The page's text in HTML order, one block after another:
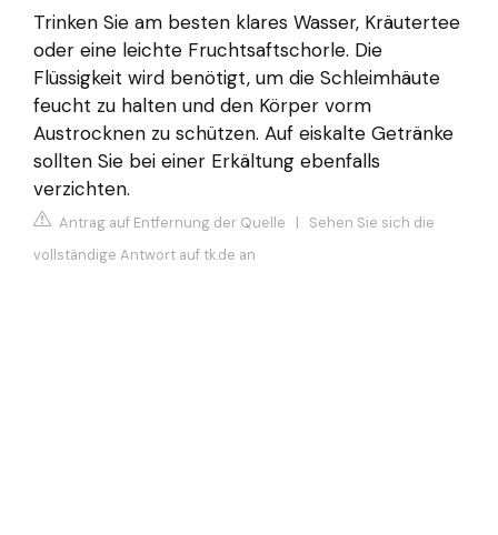
Trinken Sie am besten klares Wasser, Kräutertee
oder eine leichte Fruchtsaftschorle. Die
Flüssigkeit wird benötigt, um die Schleimhäute
feucht zu halten und den Körper vorm
Austrocknen zu schützen. Auf eiskalte Getränke
sollten Sie bei einer Erkältung ebenfalls
verzichten.
Antrag auf Entfernung der Quelle | Sehen Sie sich die
vollständige Antwort auf tk.de an